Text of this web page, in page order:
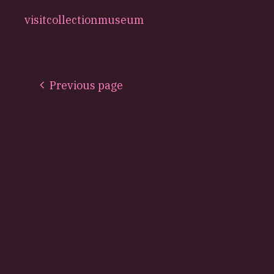
visitcollectionmuseum
Previous page